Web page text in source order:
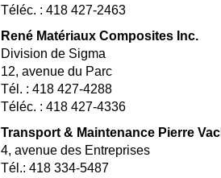
Téléc. : 418 427-2463
René Matériaux Composites Inc.
Division de Sigma
12, avenue du Parc
Tél. : 418 427-4288
Téléc. : 418 427-4336
Transport & Maintenance Pierre
4, avenue des Entreprises
Tél.: 418 334-5487